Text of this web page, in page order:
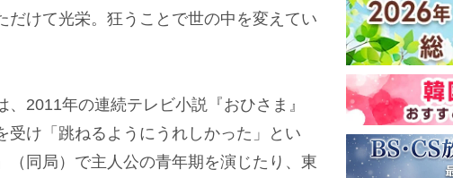
だけて光栄。狂うことで世の中を変えてい
2011年の連続テレビ小説『おひさま』
受け「跳ねるようにうれしかった」とい
（同局）で主人公の青年期を演じたり、東